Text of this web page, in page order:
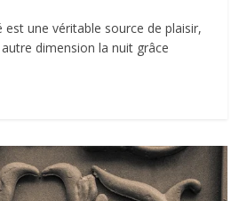
est une véritable source de plaisir,
dimension la nuit grâce